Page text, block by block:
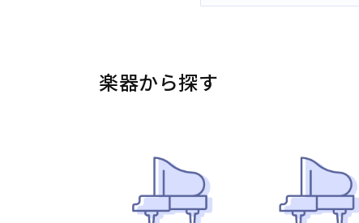
楽器から探す